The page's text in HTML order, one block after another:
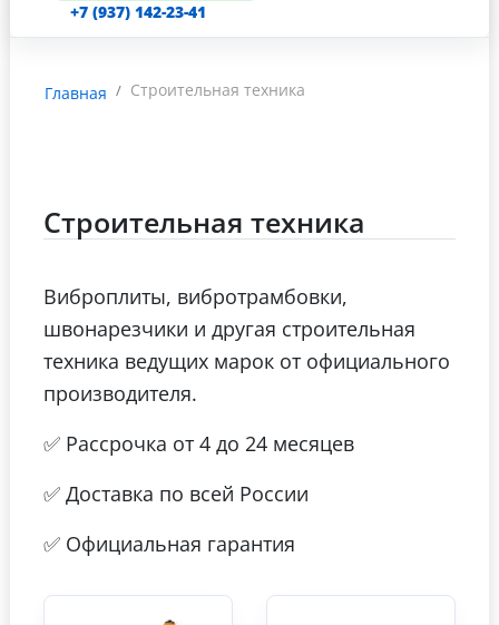
+7 (937) 142-23-41
Главная Строительная техника
Строительная техника
Виброплиты, вибротрамбовки,
швонарезчики и другая строительная
техника ведущих марок от официального
производителя.
✅ Рассрочка от 4 до 24 месяцев
✅ Доставка по всей России
✅ Официальная гарантия